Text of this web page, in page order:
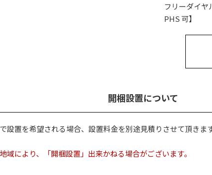
フリーダイヤ
PHS 可】
開梱設置について
設置を希望される場合、設置料金を別途見積りさせて頂き
域により、「開梱設置」出来かねる場合がございます。